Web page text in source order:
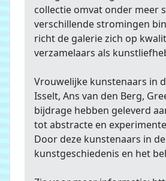
collectie omvat onder meer
verschillende stromingen
richt de galerie zich op
verzamelaars als
Vrouwelijke kunstenaars in
Isselt, Ans van den Berg,
bijdrage hebben geleverd
tot abstracte en
Door deze kunstenaars in
kunstgeschiedenis en het